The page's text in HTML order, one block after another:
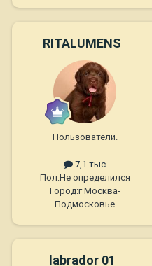
RITALUMENS
Пользователи.
7,1 тыс
Пол:Не определился
Город:г Москва-
Подмосковье
labrador 01